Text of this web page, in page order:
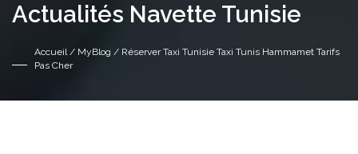
Actualités Navette Tunisie
Accueil/ MyBlog / Réserver Taxi Tunisie Taxi Tunis Hammamet Tarifs
Pas Cher